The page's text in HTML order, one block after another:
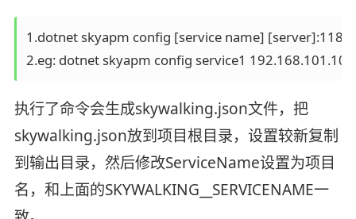
1.dotnet skyapm config [service name]
2.eg: dotnet skyapm config service1
执行了命令会生成skywalking.json文件，把
skywalking.json放到项目根目录，设置较新复制
到输出目录，然后修改ServiceName设置为项目
名，和上面的SKYWALKING__SERVICENAME一